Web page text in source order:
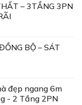
– 3TẦNG 3PN
BỘ – SÁT
đẹp ngang 6m
- 2 Tầng 2PN